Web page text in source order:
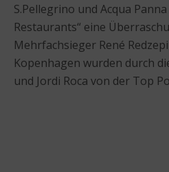
S.Pellegrino und Acqua Panna
Restaurants“ eine
Mehrfachsieger René
Kopenhagen wurden durch
und Jordi Roca von der Top